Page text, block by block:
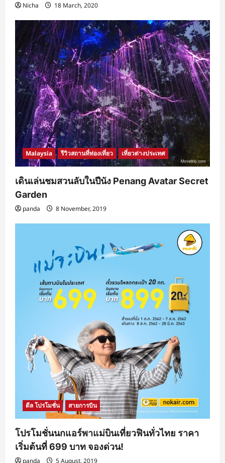
Nicha 18 March, 2020
Malaysia รีวิวสถานที่ท่องเที่ยว เที่ยวต่างประเทศ
เดินเล่นชมสวนลับในปีนัง Penang Avatar Secret
Garden
panda 8 November, 2019
ดีล โปรโมชั่น สายการบิน
โปรโมชั่นนกแอร์พาแม่บินเที่ยวฟินทั่วไทย ราคา
เริ่มต้นที่ 699 บาท จองด่วน!
panda 5 August, 2019